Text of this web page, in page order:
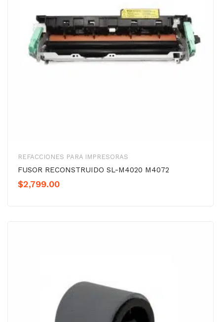
REFACCIONES PARA IMPRESORAS
FUSOR RECONSTRUIDO SL-M4020 M4072
$2,799.00